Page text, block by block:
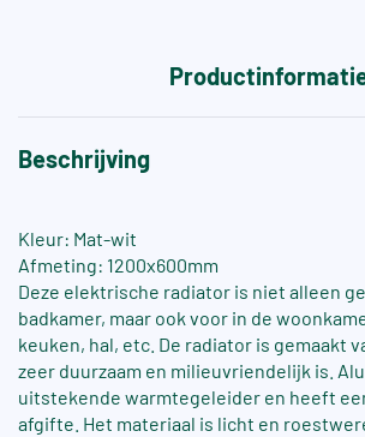
Beschrijving
Kleur: Mat-wit
Afmeting: 1200x600mm
Deze elektrische radiator is niet alleen
badkamer, maar ook voor in de
keuken, hal, etc. De radiator is gemaakt
zeer duurzaam en milieuvriendelijk is.
uitstekende warmtegeleider en heeft
afgifte. Het materiaal is licht en